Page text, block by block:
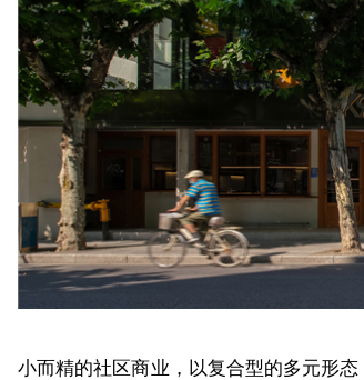
小而精的社区商业，以复合型的多元形